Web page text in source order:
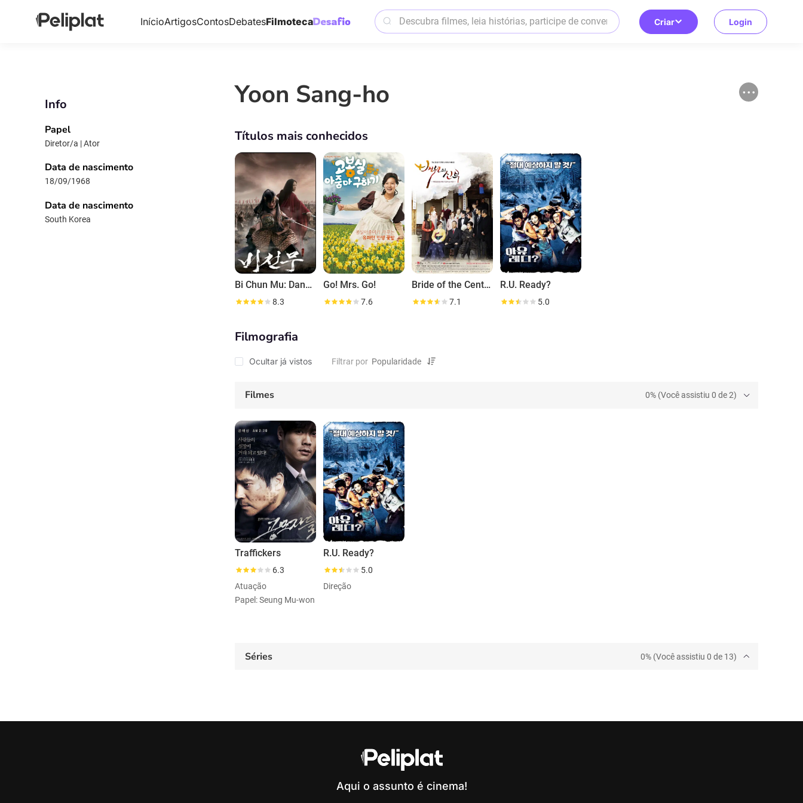
InícioArtigosContosDebatesFilmoteca Criar Login
Info
Papel
Diretor/a | Ator
Data de nascimento
18/09/1968
Data de nascimento
South Korea
Yoon Sang-ho
Títulos mais conhecidos
Bi Chun Mu: Dance with Sword
8.3
Go! Mrs. Go!
7.6
Bride of the Century
7.1
R.U. Ready?
5.0
Filmografia
Ocultar já vistos Filtrar por
Filmes 0% (Você assistiu 0 de 2)
Traffickers
6.3
Atuação
Papel: Seung Mu-won
R.U. Ready?
5.0
Direção
Séries 0% (Você assistiu 0 de 13)
Aqui o assunto é cinema!